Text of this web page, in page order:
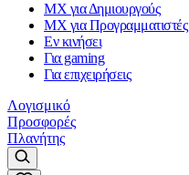
MX για Δημιουργούς
MX για Προγραμματιστές
Εν κινήσει
Για gaming
Για επιχειρήσεις
Λογισμικό
Προσφορές
Πλανήτης